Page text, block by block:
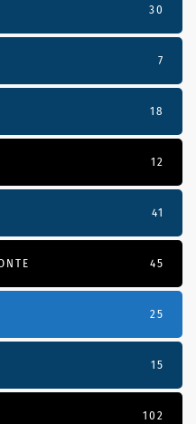
30
7
18
12
41
45
25
15
102